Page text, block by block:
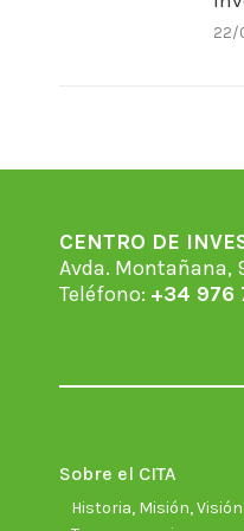
22/
CENTRO DE
Avda. Montañana,
Teléfono: +34 976
Sobre el CITA
Historia, Misión,